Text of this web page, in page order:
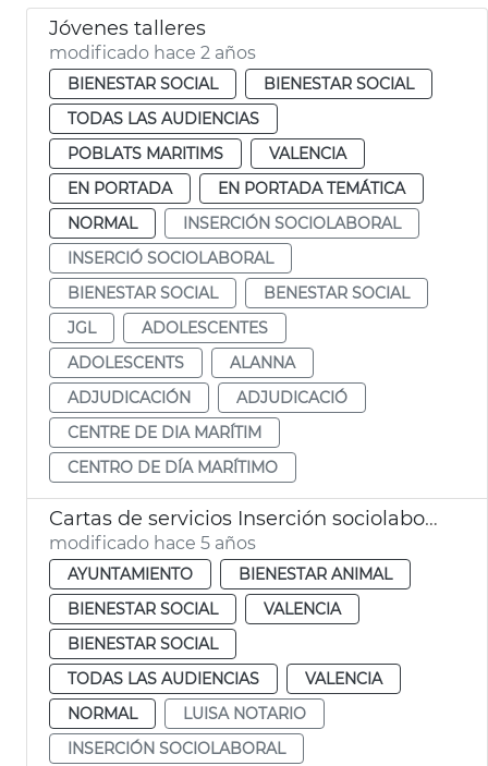
Jóvenes talleres
modificado hace 2 años
BIENESTAR SOCIAL
BIENESTAR SOCIAL
TODAS LAS AUDIENCIAS
POBLATS MARITIMS
VALENCIA
EN PORTADA
EN PORTADA TEMÁTICA
NORMAL
INSERCIÓN SOCIOLABORAL
INSERCIÓ SOCIOLABORAL
BIENESTAR SOCIAL
BENESTAR SOCIAL
JGL
ADOLESCENTES
ADOLESCENTS
ALANNA
ADJUDICACIÓN
ADJUDICACIÓ
CENTRE DE DIA MARÍTIM
CENTRO DE DÍA MARÍTIMO
Cartas de servicios Inserción sociolaboral y Bienestar Animal
modificado hace 5 años
AYUNTAMIENTO
BIENESTAR ANIMAL
BIENESTAR SOCIAL
VALENCIA
BIENESTAR SOCIAL
TODAS LAS AUDIENCIAS
VALENCIA
NORMAL
LUISA NOTARIO
INSERCIÓN SOCIOLABORAL